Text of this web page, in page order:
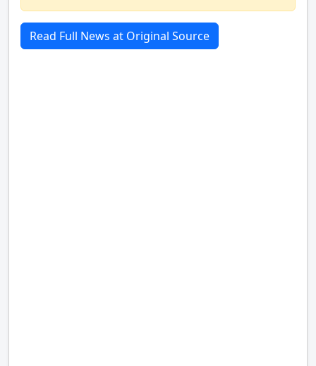
Read Full News at Original Source